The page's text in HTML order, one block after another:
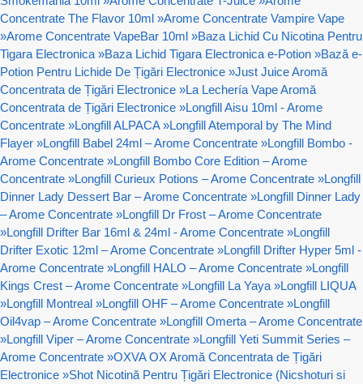
Concentrate The Flavor 10ml »Arome Concentrate Vampire Vape
»Arome Concentrate VapeBar 10ml »Baza Lichid Cu Nicotina Pentru
Tigara Electronica »Baza Lichid Tigara Electronica e-Potion »Bază e-
Potion Pentru Lichide De Țigări Electronice »Just Juice Aromă
Concentrata de Țigări Electronice »La Lechería Vape Aromă
Concentrata de Țigări Electronice »Longfill Aisu 10ml - Arome
Concentrate »Longfill ALPACA »Longfill Atemporal by The Mind
Flayer »Longfill Babel 24ml – Arome Concentrate »Longfill Bombo -
Arome Concentrate »Longfill Bombo Core Edition – Arome
Concentrate »Longfill Curieux Potions – Arome Concentrate »Longfill
Dinner Lady Dessert Bar – Arome Concentrate »Longfill Dinner Lady
– Arome Concentrate »Longfill Dr Frost – Arome Concentrate
»Longfill Drifter Bar 16ml & 24ml - Arome Concentrate »Longfill
Drifter Exotic 12ml – Arome Concentrate »Longfill Drifter Hyper 5ml -
Arome Concentrate »Longfill HALO – Arome Concentrate »Longfill
Kings Crest – Arome Concentrate »Longfill La Yaya »Longfill LIQUA
»Longfill Montreal »Longfill OHF – Arome Concentrate »Longfill
Oil4vap – Arome Concentrate »Longfill Omerta – Arome Concentrate
»Longfill Viper – Arome Concentrate »Longfill Yeti Summit Series –
Arome Concentrate »OXVA OX Aromă Concentrata de Țigări
Electronice »Shot Nicotină Pentru Țigări Electronice (Nicshoturi si